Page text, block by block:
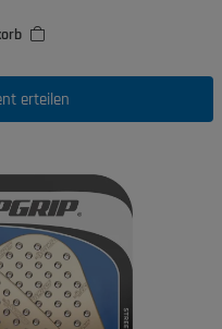
erteilen